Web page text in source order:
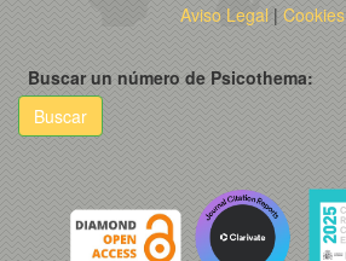
Aviso Legal| Cookies
Buscar un número de Psicothema:
Buscar